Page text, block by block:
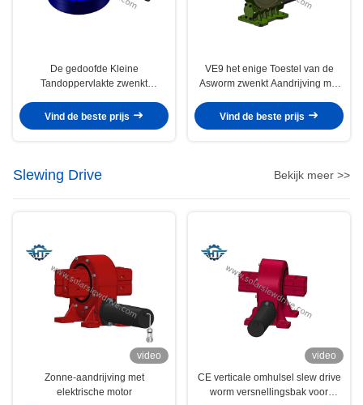
De gedoofde Kleine
Tandoppervlakte zwenkt
Ingesloten Bescherming voor
Openluchttoepassingen
Vind de beste prijs
VE9 het enige Toestel van de
Asworm zwenkt Aandrijving met
CSP en CPV-Drijvers
Vind de beste prijs
Slewing Drive Bekijk meer >>
video
Zonne-aandrijving met
elektrische motor
video
CE verticale omhulsel slew drive
worm versnellingsbak voor